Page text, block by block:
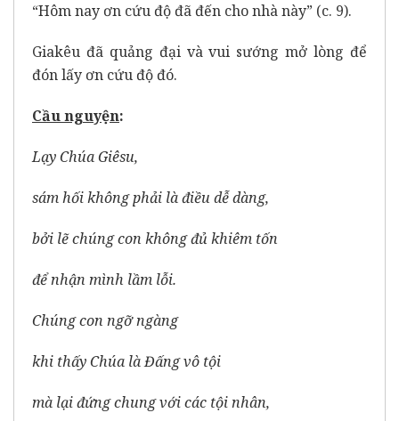
“Hôm nay ơn cứu độ đã đến cho nhà này” (c. 9).
Giakêu đã quảng đại và vui sướng mở lòng để
đón lấy ơn cứu độ đó.
Cầu nguyện:
Lạy Chúa Giêsu,
sám hối không phải là điều dễ dàng,
bởi lẽ chúng con không đủ khiêm tốn
để nhận mình lầm lỗi.
Chúng con ngỡ ngàng
khi thấy Chúa là Đấng vô tội
mà lại đứng chung với các tội nhân,